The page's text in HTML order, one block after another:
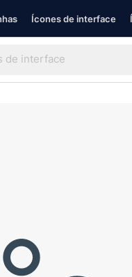
Ícones de interface